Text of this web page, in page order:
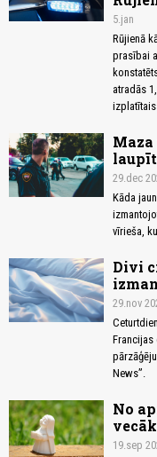
5.jan
Rūjienā
prasībai
atradās
Maza
29.dec
Kāda
vīrieša,
Divi
29.nov
Francijas
News”.
No
19.sep